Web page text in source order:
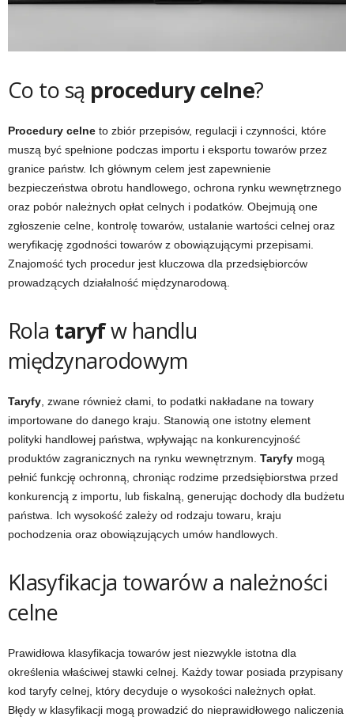
Co to są procedury celne?
Procedury celne to zbiór przepisów, regulacji i czynności, które
muszą być spełnione podczas importu i eksportu towarów przez
granice państw. Ich głównym celem jest zapewnienie
bezpieczeństwa obrotu handlowego, ochrona rynku wewnętrznego
oraz pobór należnych opłat celnych i podatków. Obejmują one
zgłoszenie celne, kontrolę towarów, ustalanie wartości celnej oraz
weryfikację zgodności towarów z obowiązującymi przepisami.
Znajomość tych procedur jest kluczowa dla przedsiębiorców
prowadzących działalność międzynarodową.
Rola taryfw handlu
międzynarodowym
Taryfy , zwane również cłami, to podatki nakładane na towary
importowane do danego kraju. Stanowią one istotny element
polityki handlowej państwa, wpływając na konkurencyjność
produktów zagranicznych na rynku wewnętrznym. Taryfy mogą
pełnić funkcję ochronną, chroniąc rodzime przedsiębiorstwa przed
konkurencją z importu, lub fiskalną, generując dochody dla budżetu
państwa. Ich wysokość zależy od rodzaju towaru, kraju
pochodzenia oraz obowiązujących umów handlowych.
Klasyfikacja towarów a należności
celne
Prawidłowa klasyfikacja towarów jest niezwykle istotna dla
określenia właściwej stawki celnej. Każdy towar posiada przypisany
kod taryfy celnej, który decyduje o wysokości należnych opłat.
Błędy w klasyfikacji mogą prowadzić do nieprawidłowego naliczenia